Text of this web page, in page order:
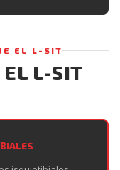
EL L-SIT
EL L-SIT